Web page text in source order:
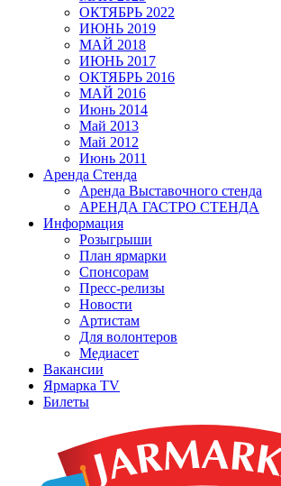
ОКТЯБРЬ 2022
ИЮНЬ 2019
МАЙ 2018
ИЮНЬ 2017
ОКТЯБРЬ 2016
МАЙ 2016
Июнь 2014
Май 2013
Май 2012
Июнь 2011
Аренда Стенда
Аренда Выставочного стенда
АРЕНДА ГАСТРО СТЕНДА
Информация
Розыгрыши
План ярмарки
Спонсорам
Пресс-релизы
Новости
Артистам
Для волонтеров
Медиасет
Вакансии
Ярмарка TV
Билеты